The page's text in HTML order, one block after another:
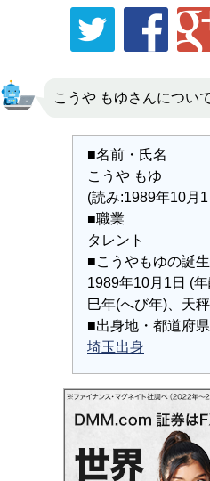
こうや もゆさんについ
■名前・氏名
こうや もゆ
(読み:1989年10月
■職業
タレント
■こうやもゆの誕
1989年10月1日 (
巳年(へび年)、天
■出身地・都道府県
埼玉出身